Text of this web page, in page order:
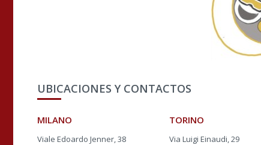
UBICACIONES Y CONTACTOS
MILANO
Viale Edoardo Jenner, 38
TORINO
Via Luigi Einaudi, 29